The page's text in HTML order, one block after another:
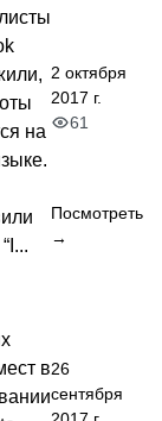
на
2 октября
2017 г.
61
Посмотреть
→
в26
сентября